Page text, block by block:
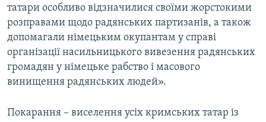
татари особливо відзначилися своїми жорстокими
розправами щодо радянських партизанів, а також
допомагали німецьким окупантам у справі
організації насильницького вивезення радянських
громадян у німецьке рабство і масового
винищення радянських людей».
Покарання – виселення усіх кримських татар із